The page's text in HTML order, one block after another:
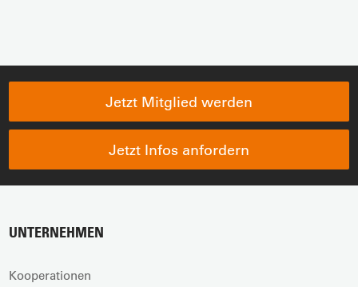
Jetzt Mitglied werden
Jetzt Infos anfordern
UNTERNEHMEN
Kooperationen